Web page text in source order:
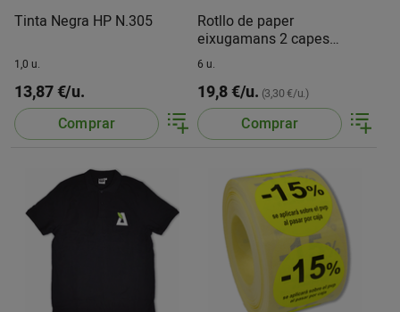
Tinta Negra HP N.305
1,0 u.
13,87 €/u.
Comprar
Rotllo de paper
eixugamans 2 capes
Amoos paq. de 6 u.
6 u.
19,8 €/u. (3,30 €/u.)
Comprar